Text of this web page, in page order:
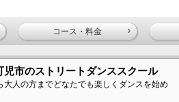
コース・料金
児市のストリートダンススクール
大人の方までどなたでも楽しくダンスを始め